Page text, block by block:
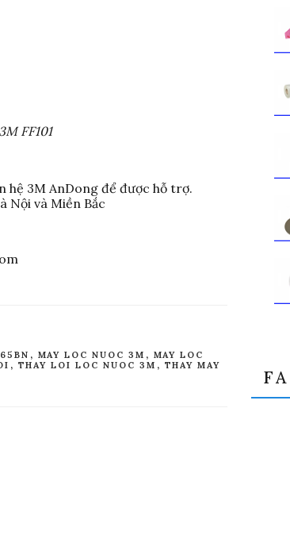
FF101
hệ 3M AnDong để được hỗ trợ.
Nội và Miền Bắc
, MAY LOC NUOC 3M , MAY LOC
, THAY LOI LOC NUOC 3M , THAY MAY